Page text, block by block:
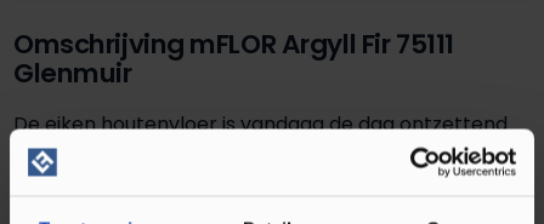
Omschrijving mFLOR Argyll Fir 75111
Glenmuir
De eiken houtenvloer is vandaag de dag ontzettend
populair. Dat is niet zo gek, want hout heeft een